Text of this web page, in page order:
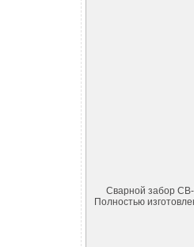
Сварной забор
Полностью